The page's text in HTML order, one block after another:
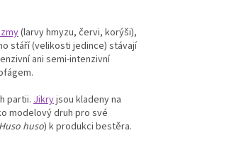
(larvy hmyzu, červi, korýši),
stáří (velikosti jedince) stávají
ani semi-intenzivní
partii. Jikryjsou kladeny na
modelový druh pro své
Huso huso) k produkci bestěra.